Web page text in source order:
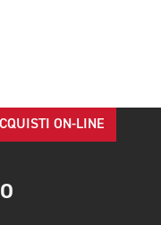
ON-LINE